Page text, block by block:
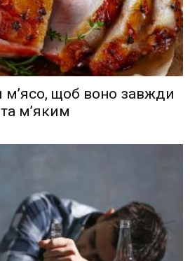
м’ясо, щоб воно завжди
м’яким